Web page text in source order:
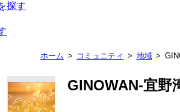
探す
ホーム コミュニティ 地域
GINOWAN-宜野